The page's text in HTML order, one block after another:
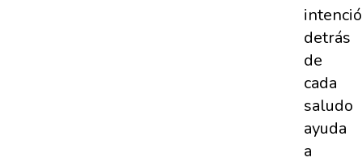
detrás
de
cada
saludo
ayuda
a